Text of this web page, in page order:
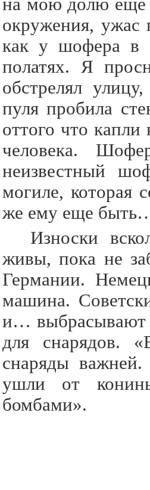
на мою долю еще
окружения, ужас
как у шофера в
полатях. Я
обстрелял
пуля пробила
оттого что капли
человека.
неизвестный
могиле, которая
же ему еще
Износки
живы, пока не
Германии.
машина.
и… выбрасывают
для снарядов.
снаряды
ушли от
бомбами».